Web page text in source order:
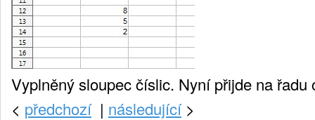
Vyplněný sloupec číslic. Nyní přijde na řadu
< předchozí| následující>